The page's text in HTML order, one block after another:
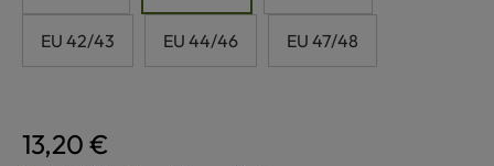
EU 42/43 EU 44/46 EU 47/48
13,20 €